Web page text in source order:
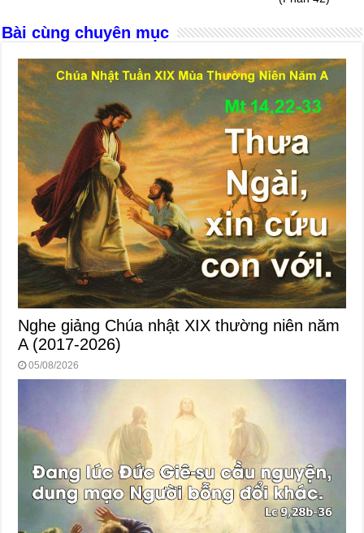
k
Bài cùng chuyên mục
Nghe giảng Chúa nhật XIX thường niên năm
A (2017-2026)
05/08/2026